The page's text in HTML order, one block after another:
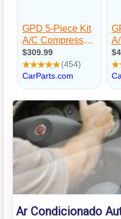
Ar Condicionado